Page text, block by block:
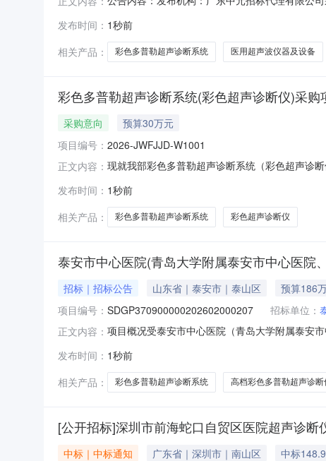
取招标文件，并于2026年08月27日09时30分（
发布时间： 1秒前
相关产品：
彩色多普勒超声诊断系统 医用超声波仪器及设备
彩色多普勒超声诊断系统(彩色超声诊断仪)采
采购意向
预算30万元
项目编号： 2026-JWFJJD-W1001
正文内容： 现就我部彩色多普勒超声诊断系统（彩色超声诊
《中华人民共和国政府采购法》第二十二条资格
力；4.有依法缴纳税收和社会保障资金
发布时间： 1秒前
相关产品：
彩色多普勒超声诊断系统 彩色超声诊断仪
泰安市中心医院(青岛大学附属泰安市中心医院
招标｜招标公告 山东省｜泰安市｜泰山区 预算186
项目编号： SDGP370900000202602000207 招标单位：
正文内容： 项目概况受泰安市中心医院（青岛大学附属泰安
学附属泰安市中心医院、泰山医养中心）高档
院、泰山医养中心）高档彩色多普勒超声诊断系
发布时间： 1秒前
相关产品：
彩色多普勒超声诊断系统 高档彩色多普勒超声诊断
[公开招标]深圳市前海蛇口自贸区医院超声诊
中标｜中标通知 广东省｜深圳市｜南山区
中标